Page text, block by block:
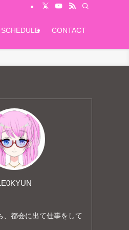
SCHEDULE CONTACT
、都会に出て仕事をして